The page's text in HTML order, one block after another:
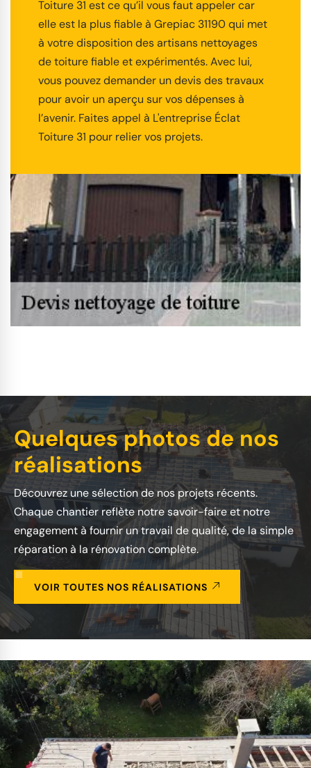
Toiture 31 est ce qu’il vous faut appeler car
elle est la plus fiable à Grepiac 31190 qui met
à votre disposition des artisans nettoyages
de toiture fiable et expérimentés. Avec lui,
vous pouvez demander un devis des travaux
pour avoir un aperçu sur vos dépenses à
l’avenir. Faites appel à L'entreprise Éclat
Toiture 31 pour relier vos projets.
Quelques photos de nos
réalisations
Découvrez une sélection de nos projets récents.
Chaque chantier reflète notre savoir-faire et notre
engagement à fournir un travail de qualité, de la simple
réparation à la rénovation complète.
VOIR TOUTES NOS RÉALISATIONS